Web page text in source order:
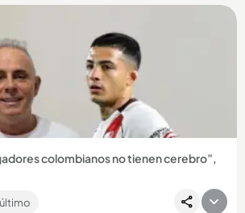
colombianos no tienen cerebro”,
prendió las redes con esta afirmación
colombianos. Le contamos....